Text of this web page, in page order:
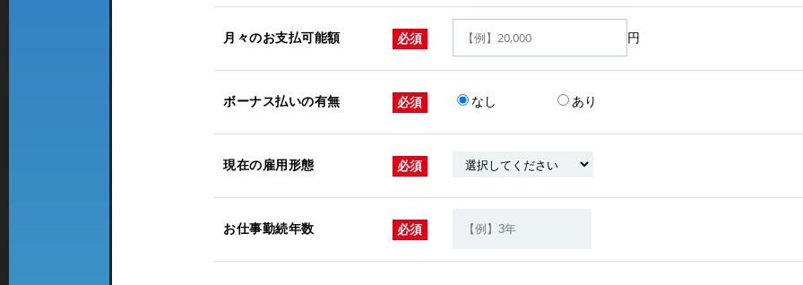
月々のお支払可能額 必須 円
ボーナス払いの有無 必須 なし あり
現在の雇用形態 必須
お仕事勤続年数 必須